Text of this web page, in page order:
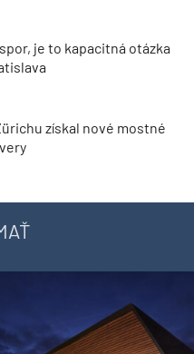
je to kapacitná otázka
získal nové mostné